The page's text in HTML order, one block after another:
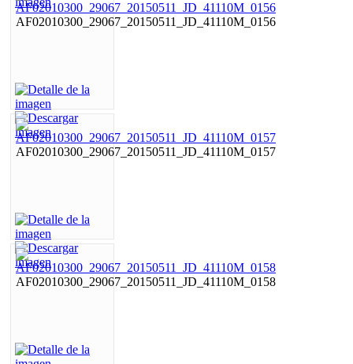
AF02010300_29067_20150511_JD_41110M_0156
AF02010300_29067_20150511_JD_41110M_0157
AF02010300_29067_20150511_JD_41110M_0158